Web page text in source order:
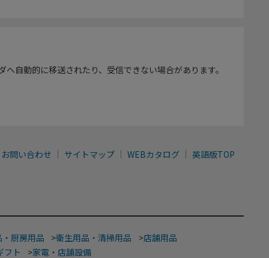
自動的に移送されたり、受信できない場合があります。
お問い合わせ サイトマップ WEBカタログ 英語版TOP
厨房用品 >衛生用品・清掃用品 >店舗用品
フト
>家電・店舗設備